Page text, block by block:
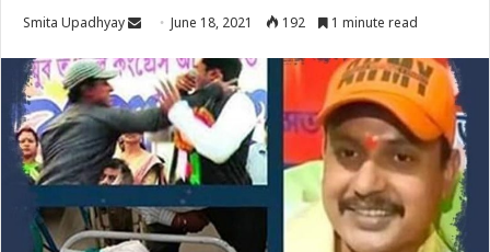
Smita Upadhyay
Send
email
June 18, 2021 192 1 minute read